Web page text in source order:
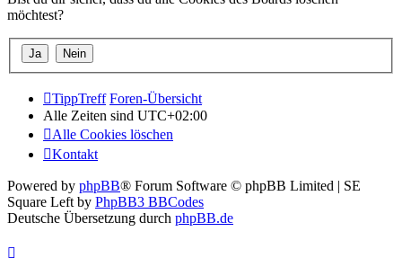
möchtest?
TippTreff Foren-Übersicht
Alle Zeiten sind UTC+02:00
Alle Cookies löschen
Kontakt
Powered by phpBB® Forum Software © phpBB Limited | SE
Square Left by PhpBB3 BBCodes
Deutsche Übersetzung durch phpBB.de